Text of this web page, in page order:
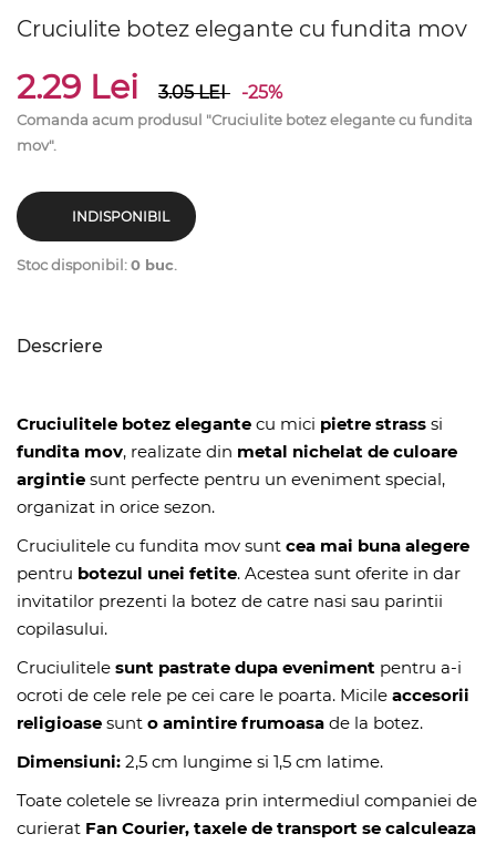
Cruciulite botez elegante cu fundita mov
2.29 Lei 3.05LEI -25%
Comanda acum produsul "Cruciulite botez elegante cu fundita
mov".
INDISPONIBIL
Stoc disponibil:0 buc.
Descriere
Cruciulitele botez elegante cu mici pietre strass si
fundita mov, realizate din metal nichelat de culoare
argintie sunt perfecte pentru un eveniment special,
organizat in orice sezon.
Cruciulitele cu fundita mov sunt cea mai buna alegere
pentru botezul unei fetite. Acestea sunt oferite in dar
invitatilor prezenti la botez de catre nasi sau parintii
copilasului.
Cruciulitele sunt pastrate dupa eveniment pentru a-i
ocroti de cele rele pe cei care le poarta. Micile accesorii
religioase sunt o amintire frumoasa de la botez.
Dimensiuni: 2,5 cm lungime si 1,5 cm latime.
Toate coletele se livreaza prin intermediul companiei de
curierat Fan Courier, taxele de transport se calculeaza